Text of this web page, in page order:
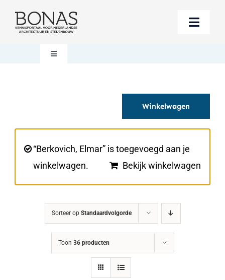
naar
Toggle
Berichten
Steun BONAS
Toggle
Winkelwagen
Winkelwagen
“Berkovich, Elmar” is toegevoegd aan je
winkelwagen.
Bekijk winkelwagen
Sorteer op Standaardvolgorde
Toon 36 producten